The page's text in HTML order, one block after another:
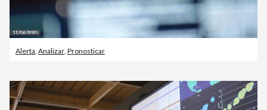
Alerta, Analizar, Pronosticar